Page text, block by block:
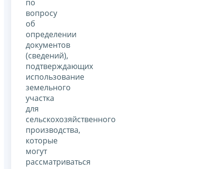
по
вопросу
об
определении
документов
(сведений),
подтверждающих
использование
земельного
участка
для
сельскохозяйственного
производства,
которые
могут
рассматриваться